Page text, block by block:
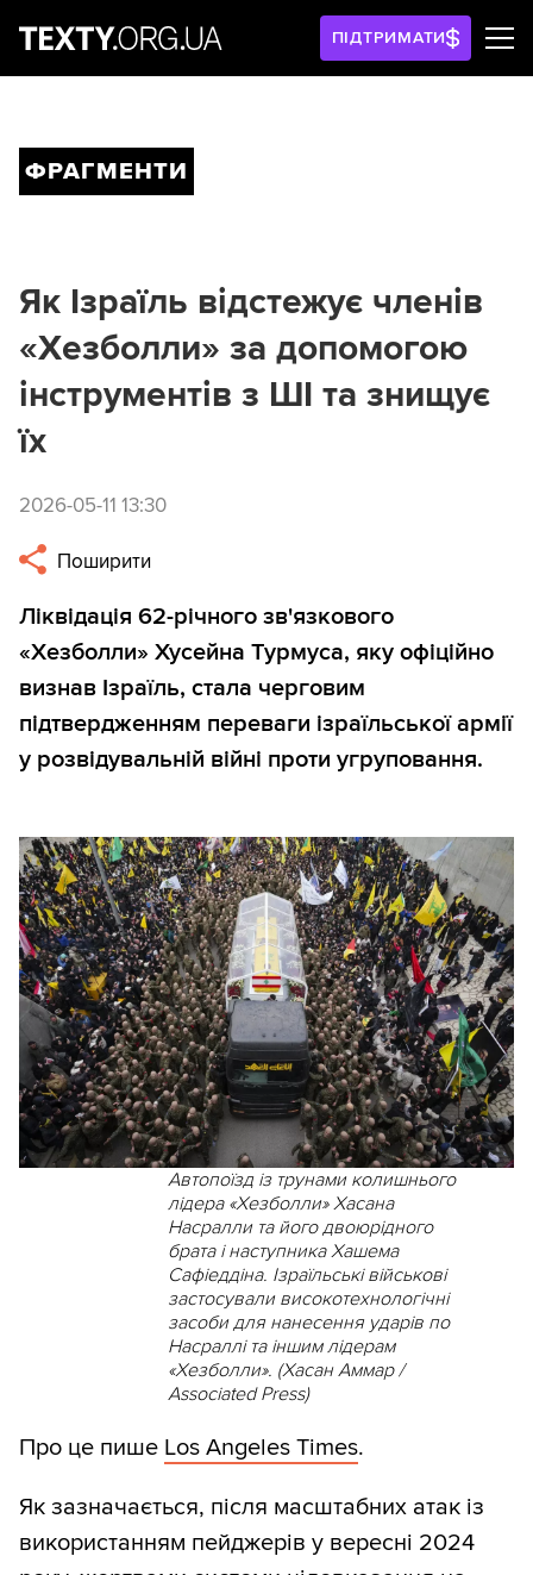
ПІДТРИМАТИ
ФРАГМЕНТИ
Як Ізраїль відстежує членів
«Хезболли» за допомогою
інструментів з ШІ та знищує
їх
2026-05-11 13:30
Поширити
Ліквідація 62-річного зв'язкового
«Хезболли» Хусейна Турмуса, яку офіційно
визнав Ізраїль, стала черговим
підтвердженням переваги ізраїльської армії
у розвідувальній війні проти угруповання.
Автопоїзд із трунами колишнього
лідера «Хезболли» Хасана
Насралли та його двоюрідного
брата і наступника Хашема
Сафіеддіна. Ізраїльські військові
застосували високотехнологічні
засоби для нанесення ударів по
Насраллі та іншим лідерам
«Хезболли». (Хасан Аммар /
Associated Press)
Про це пише Los Angeles Times.
Як зазначається, після масштабних атак із
використанням пейджерів у вересні 2024